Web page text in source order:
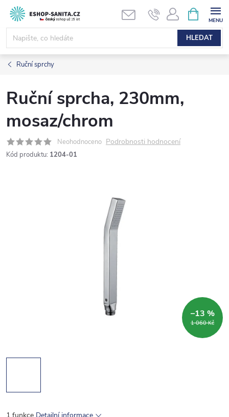
Přejít
obsah
HLEDAT
NÁKUPNÍ
KOŠÍK
Ruční sprchy
Ruční sprcha, 230mm,
mosaz/chrom
Neohodnoceno Podrobnosti hodnocení
Kód produktu: 1204-01
1 060 Kč
–13 %